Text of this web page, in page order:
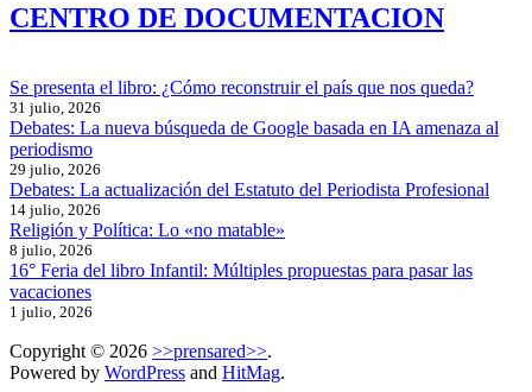
CENTRO DE DOCUMENTACION
Se presenta el libro: ¿Cómo reconstruir el país que nos queda?
31 julio, 2026
Debates: La nueva búsqueda de Google basada en IA amenaza al
periodismo
29 julio, 2026
Debates: La actualización del Estatuto del Periodista Profesional
14 julio, 2026
Religión y Política: Lo «no matable»
8 julio, 2026
16° Feria del libro Infantil: Múltiples propuestas para pasar las
vacaciones
1 julio, 2026
Copyright © 2026 >>prensared>>.
Powered by WordPress and HitMag.